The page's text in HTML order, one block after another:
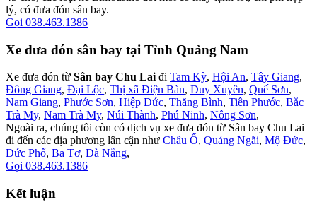
lý, có đưa đón sân bay.
Gọi 038.463.1386
Xe đưa đón sân bay tại Tỉnh Quảng Nam
Xe đưa đón từ Sân bay Chu Lai đi Tam Kỳ, Hội An, Tây Giang,
Đông Giang, Đại Lộc, Thị xã Điện Bàn, Duy Xuyên, Quế Sơn,
Nam Giang, Phước Sơn, Hiệp Đức, Thăng Bình, Tiên Phước, Bắc
Trà My, Nam Trà My, Núi Thành, Phú Ninh, Nông Sơn,
Ngoài ra, chúng tôi còn có dịch vụ xe đưa đón từ Sân bay Chu Lai
đi đến các địa phương lân cận như Châu Ổ, Quảng Ngãi, Mộ Đức,
Đức Phổ, Ba Tơ, Đà Nẵng,
Gọi 038.463.1386
Kết luận